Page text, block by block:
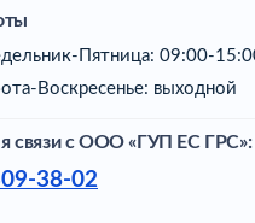
Пятница: 09:00-
Воскресенье: выходной
связи c ООО «ГУП ЕС ГРС»:
38-02